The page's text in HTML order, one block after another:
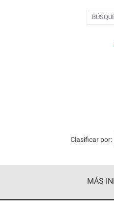
Clasificar por:
MÁS
incomparable. Solo